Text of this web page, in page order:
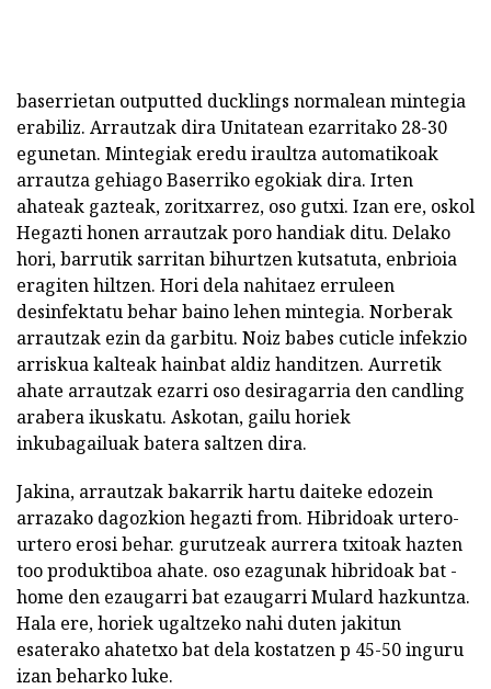
baserrietan outputted ducklings normalean mintegia
erabiliz. Arrautzak dira Unitatean ezarritako 28-30
egunetan. Mintegiak eredu iraultza automatikoak
arrautza gehiago Baserriko egokiak dira. Irten
ahateak gazteak, zoritxarrez, oso gutxi. Izan ere, oskol
Hegazti honen arrautzak poro handiak ditu. Delako
hori, barrutik sarritan bihurtzen kutsatuta, enbrioia
eragiten hiltzen. Hori dela nahitaez erruleen
desinfektatu behar baino lehen mintegia. Norberak
arrautzak ezin da garbitu. Noiz babes cuticle infekzio
arriskua kalteak hainbat aldiz handitzen. Aurretik
ahate arrautzak ezarri oso desiragarria den candling
arabera ikuskatu. Askotan, gailu horiek
inkubagailuak batera saltzen dira.
Jakina, arrautzak bakarrik hartu daiteke edozein
arrazako dagozkion hegazti from. Hibridoak urtero-
urtero erosi behar. gurutzeak aurrera txitoak hazten
too produktiboa ahate. oso ezagunak hibridoak bat -
home den ezaugarri bat ezaugarri Mulard hazkuntza.
Hala ere, horiek ugaltzeko nahi duten jakitun
esaterako ahatetxo bat dela kostatzen p 45-50 inguru
izan beharko luke.